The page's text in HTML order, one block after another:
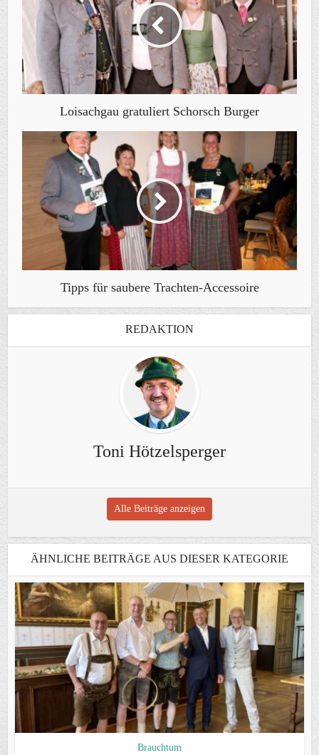
Loisachgau gratuliert Schorsch Burger
Tipps für saubere Trachten-Accessoire
REDAKTION
Toni Hötzelsperger
Alle Beiträge anzeigen
ÄHNLICHE BEITRÄGE AUS DIESER KATEGORIE
Brauchtum